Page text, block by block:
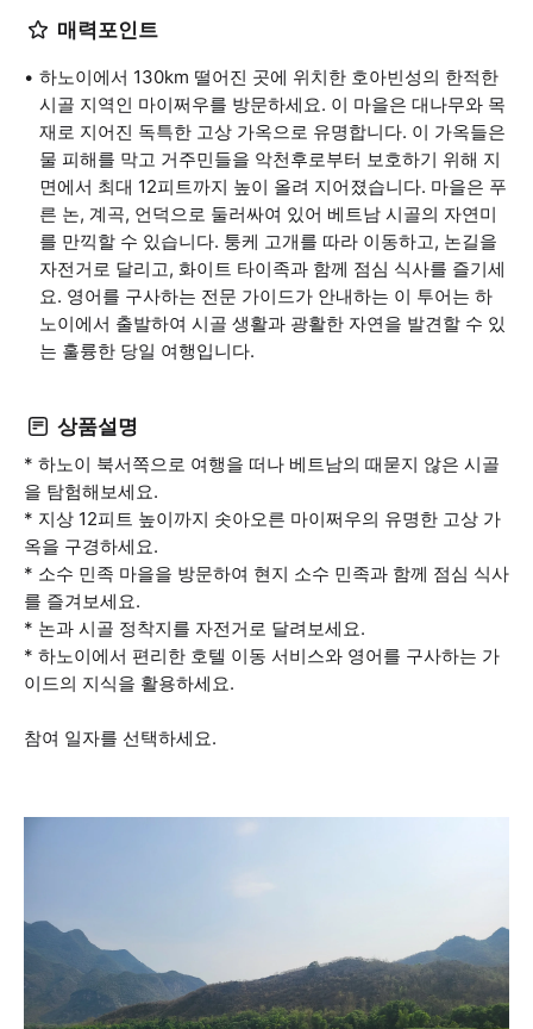
매력포인트
하노이에서 130km 떨어진 곳에 위치한 호아빈성의 한적한
시골 지역인 마이쩌우를 방문하세요. 이 마을은 대나무와 목
재로 지어진 독특한 고상 가옥으로 유명합니다. 이 가옥들은
물 피해를 막고 거주민들을 악천후로부터 보호하기 위해 지
면에서 최대 12피트까지 높이 올려 지어졌습니다. 마을은 푸
른 논, 계곡, 언덕으로 둘러싸여 있어 베트남 시골의 자연미
를 만끽할 수 있습니다. 퉁케 고개를 따라 이동하고, 논길을
자전거로 달리고, 화이트 타이족과 함께 점심 식사를 즐기세
요. 영어를 구사하는 전문 가이드가 안내하는 이 투어는 하
노이에서 출발하여 시골 생활과 광활한 자연을 발견할 수 있
는 훌륭한 당일 여행입니다.
상품설명
* 하노이 북서쪽으로 여행을 떠나 베트남의 때묻지 않은 시골
을 탐험해보세요.
* 지상 12피트 높이까지 솟아오른 마이쩌우의 유명한 고상 가
옥을 구경하세요.
* 소수 민족 마을을 방문하여 현지 소수 민족과 함께 점심 식사
를 즐겨보세요.
* 논과 시골 정착지를 자전거로 달려보세요.
* 하노이에서 편리한 호텔 이동 서비스와 영어를 구사하는 가
이드의 지식을 활용하세요.
참여 일자를 선택하세요.